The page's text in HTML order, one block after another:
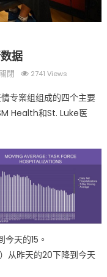
据
閉 2741 Views
专案组组成的四个主要
Health和St. Luke医
天的15。
从昨天的20下降到今天